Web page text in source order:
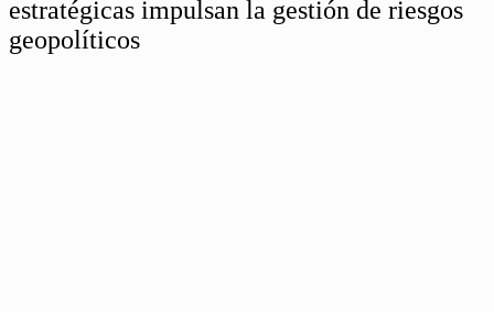
estratégicas impulsan la gestión de riesgos
geopolíticos